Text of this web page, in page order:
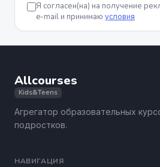
Я согласен(на) на получение
e-mail и принимаю условия
Allcourses
Kids&Teens
Агрегатор образовательных
подростков.
НАВИГАЦИЯ